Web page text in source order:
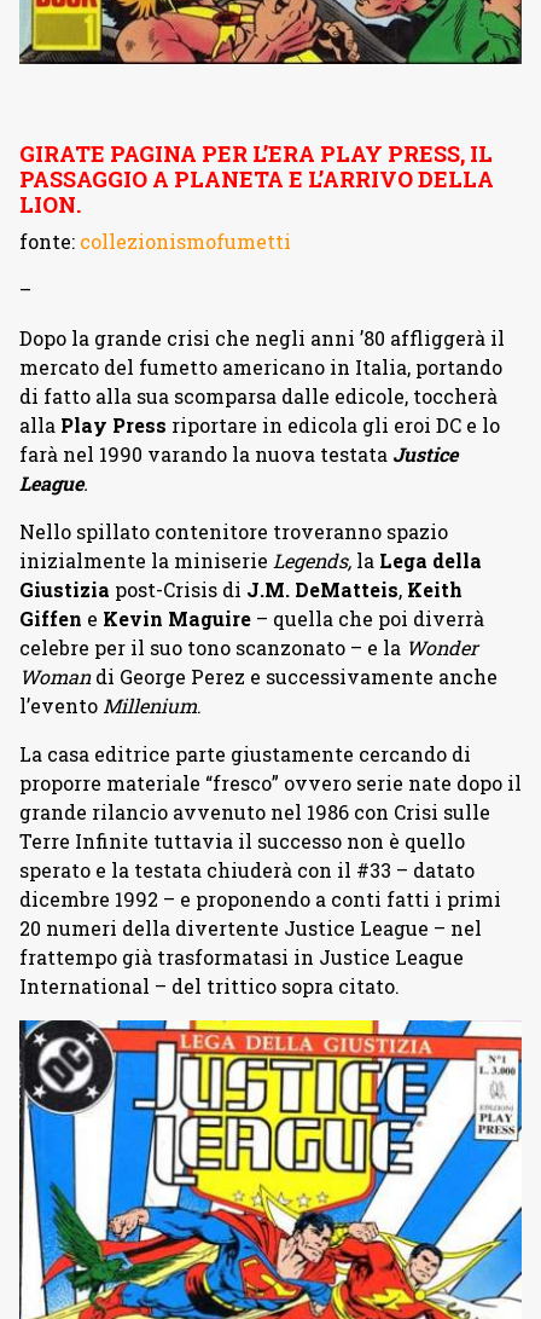
GIRATE PAGINA PER L’ERA PLAY PRESS, IL
PASSAGGIO A PLANETA E L’ARRIVO DELLA
LION.
fonte: collezionismofumetti
–
Dopo la grande crisi che negli anni ’80 affliggerà il
mercato del fumetto americano in Italia, portando
di fatto alla sua scomparsa dalle edicole, toccherà
alla Play Press riportare in edicola gli eroi DC e lo
farà nel 1990 varando la nuova testata Justice
League.
Nello spillato contenitore troveranno spazio
inizialmente la miniserie Legends, la Lega della
Giustizia post-Crisis di J.M. DeMatteis, Keith
Giffen e Kevin Maguire – quella che poi diverrà
celebre per il suo tono scanzonato – e la Wonder
Womandi George Perez e successivamente anche
l’eventoMillenium.
La casa editrice parte giustamente cercando di
proporre materiale “fresco” ovvero serie nate dopo il
grande rilancio avvenuto nel 1986 con Crisi sulle
Terre Infinite tuttavia il successo non è quello
sperato e la testata chiuderà con il #33 – datato
dicembre 1992 – e proponendo a conti fatti i primi
20 numeri della divertente Justice League – nel
frattempo già trasformatasi in Justice League
International – del trittico sopra citato.